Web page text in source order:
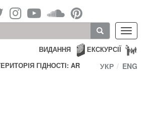
ЕКСКУРСІЇ
ВИДАННЯ
ГІДНОСТІ: AR
УКР ENG